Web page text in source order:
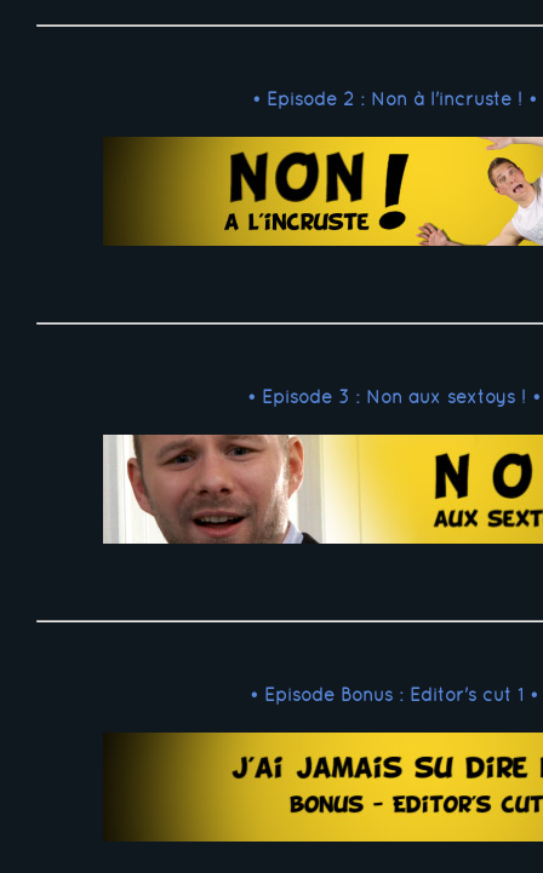
• Episode 2 : Non à l'incruste ! •
• Episode 3 : Non aux sextoys ! •
• Episode Bonus : Editor's cut 1 •